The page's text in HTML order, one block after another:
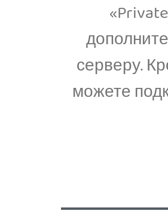
серверу.
можете